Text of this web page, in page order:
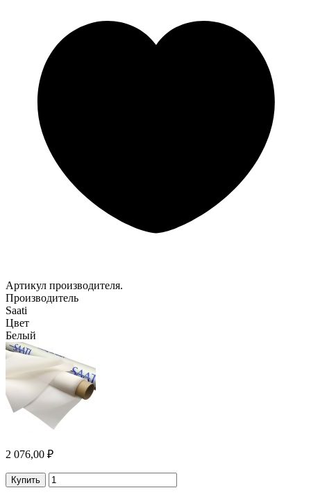
Артикул производителя.
Производитель
Saati
Цвет
Белый
2 076,00 ₽
Купить